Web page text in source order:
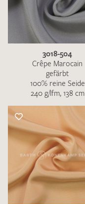
3018-504
Crêpe Marocain
gefärbt
100% reine Seide
240 g/lfm, 138 cm